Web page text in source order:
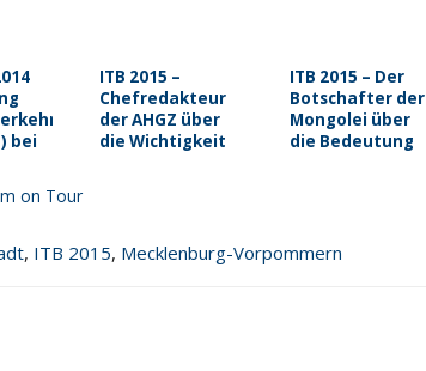
bei
ITB 2015 –
Chefredakteur
der AHGZ über
die Wichtigkeit
ITB 2015 – Der
Botschafter der
Mongolei über
die Bedeutung
on Tour
, ITB 2015, Mecklenburg-Vorpommern